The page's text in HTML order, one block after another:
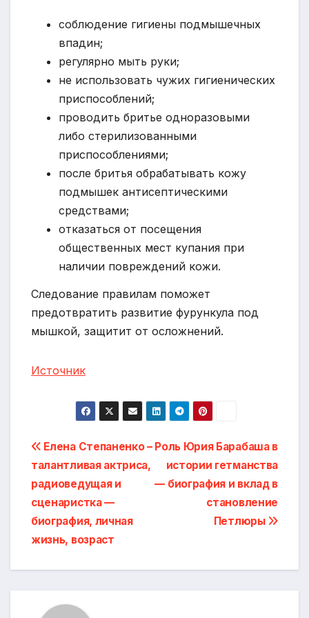
соблюдение гигиены подмышечных
впадин;
регулярно мыть руки;
не использовать чужих гигиенических
приспособлений;
проводить бритье одноразовыми
либо стерилизованными
приспособлениями;
после бритья обрабатывать кожу
подмышек антисептическими
средствами;
отказаться от посещения
общественных мест купания при
наличии повреждений кожи.
Следование правилам поможет
предотвратить развитие фурункула под
мышкой, защитит от осложнений.
Источник
Навигация
по
записям
Роль Юрия Барабаша в
истории гетманства
— биография и вклад в
становление
Петлюры
Елена Степаненко –
талантливая актриса,
радиоведущая и
сценаристка —
биография, личная
жизнь, возраст